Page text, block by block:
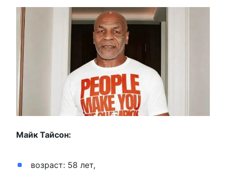
Майк Тайсон:
возраст: 58 лет,